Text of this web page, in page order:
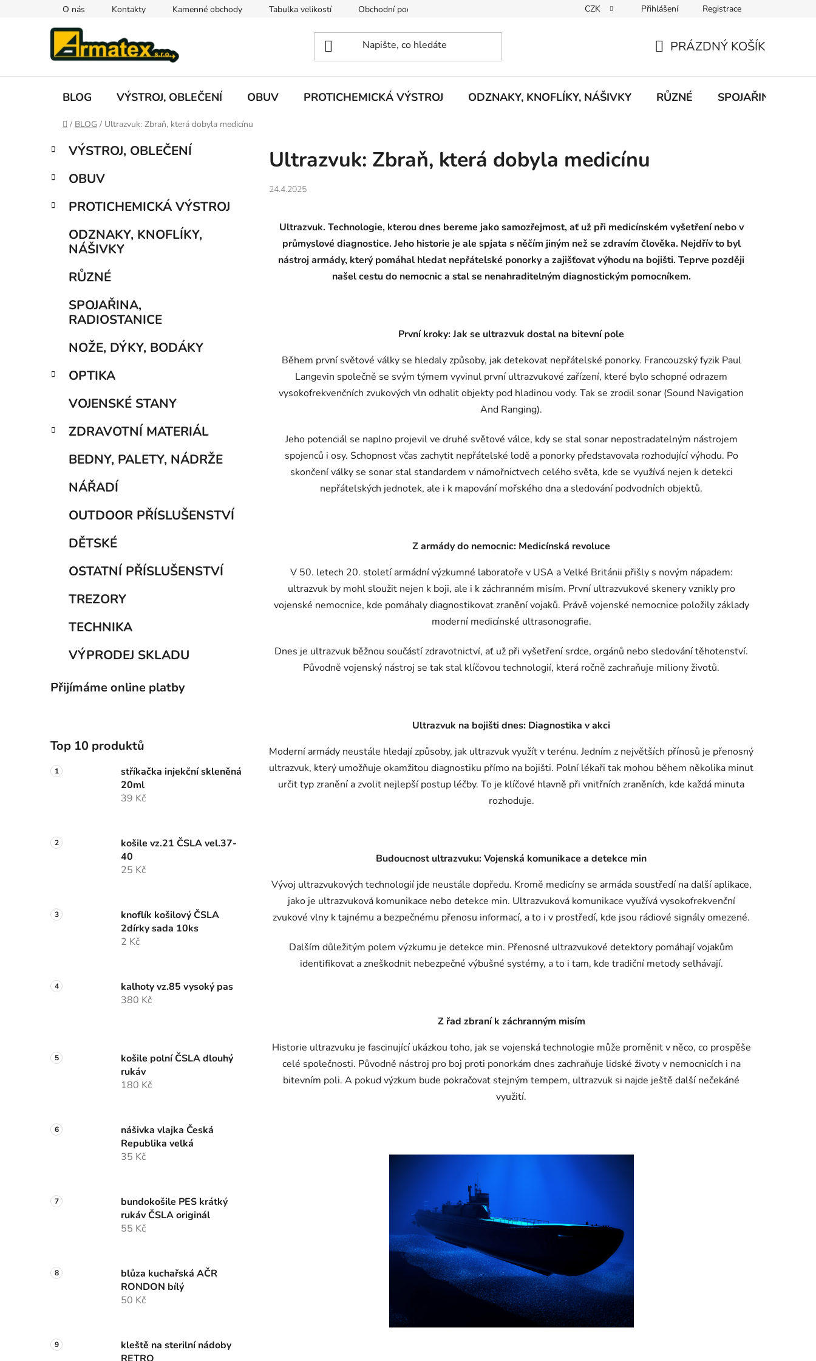
O nás Kontakty Kamenné obchody Tabulka velikostí Obchodní podmínky Podmínky ochrany osobních údajů
CZK Přihlášení Registrace
KOŠÍK
PRÁZDNÝ KOŠÍK
BLOG VÝSTROJ, OBLEČENÍ OBUV PROTICHEMICKÁ VÝSTROJ ODZNAKY, KNOFLÍKY, NÁŠIVKY RŮZNÉ SPOJAŘINA,
Domů
/ BLOG / Ultrazvuk: Zbraň, která dobyla medicínu
P
s
r
Přeskočit
kategorie
K
a
e
o
VÝSTROJ, OBLEČENÍ
OBUV
PROTICHEMICKÁ VÝSTROJ
ODZNAKY, KNOFLÍKY,
NÁŠIVKY
RŮZNÉ
SPOJAŘINA,
RADIOSTANICE
NOŽE, DÝKY, BODÁKY
OPTIKA
VOJENSKÉ STANY
ZDRAVOTNÍ MATERIÁL
BEDNY, PALETY, NÁDRŽE
NÁŘADÍ
OUTDOOR PŘÍSLUŠENSTVÍ
DĚTSKÉ
OSTATNÍ PŘÍSLUŠENSTVÍ
TREZORY
TECHNIKA
VÝPRODEJ SKLADU
Přijímáme online platby
Top 10 produktů
stříkačka injekční skleněná
20ml
39 Kč
košile vz.21 ČSLA vel.37-
40
25 Kč
knoflík košilový ČSLA
2dírky sada 10ks
2 Kč
kalhoty vz.85 vysoký pas
380 Kč
košile polní ČSLA dlouhý
rukáv
180 Kč
nášivka vlajka Česká
Republika velká
35 Kč
bundokošile PES krátký
rukáv ČSLA originál
55 Kč
blůza kuchařská AČR
RONDON bílý
50 Kč
kleště na sterilní nádoby
Ultrazvuk: Zbraň, která dobyla medicínu
24.4.2025
Ultrazvuk. Technologie, kterou dnes bereme jako samozřejmost, ať už při medicínském vyšetření nebo v
průmyslové diagnostice. Jeho historie je ale spjata s něčím jiným než se zdravím člověka. Nejdřív to byl
nástroj armády, který pomáhal hledat nepřátelské ponorky a zajišťovat výhodu na bojišti. Teprve později
našel cestu do nemocnic a stal se nenahraditelným diagnostickým pomocníkem.
První kroky: Jak se ultrazvuk dostal na bitevní pole
Během první světové války se hledaly způsoby, jak detekovat nepřátelské ponorky. Francouzský fyzik Paul
Langevin společně se svým týmem vyvinul první ultrazvukové zařízení, které bylo schopné odrazem
vysokofrekvenčních zvukových vln odhalit objekty pod hladinou vody. Tak se zrodil sonar (Sound Navigation
And Ranging).
Jeho potenciál se naplno projevil ve druhé světové válce, kdy se stal sonar nepostradatelným nástrojem
spojenců i osy. Schopnost včas zachytit nepřátelské lodě a ponorky představovala rozhodující výhodu. Po
skončení války se sonar stal standardem v námořnictvech celého světa, kde se využívá nejen k detekci
nepřátelských jednotek, ale i k mapování mořského dna a sledování podvodních objektů.
Z armády do nemocnic: Medicínská revoluce
V 50. letech 20. století armádní výzkumné laboratoře v USA a Velké Británii přišly s novým nápadem:
ultrazvuk by mohl sloužit nejen k boji, ale i k záchranném misím. První ultrazvukové skenery vznikly pro
vojenské nemocnice, kde pomáhaly diagnostikovat zranění vojaků. Právě vojenské nemocnice položily základy
moderní medicínské ultrasonografie.
Dnes je ultrazvuk běžnou součástí zdravotnictví, ať už při vyšetření srdce, orgánů nebo sledování těhotenství.
Původně vojenský nástroj se tak stal klíčovou technologií, která ročně zachraňuje miliony životů.
Ultrazvuk na bojišti dnes: Diagnostika v akci
Moderní armády neustále hledají způsoby, jak ultrazvuk využít v terénu. Jedním z největších přínosů je přenosný
ultrazvuk, který umožňuje okamžitou diagnostiku přímo na bojišti. Polní lékaři tak mohou během několika minut
určit typ zranění a zvolit nejlepší postup léčby. To je klíčové hlavně při vnitřních zraněních, kde každá minuta
rozhoduje.
Budoucnost ultrazvuku: Vojenská komunikace a detekce min
Vývoj ultrazvukových technologií jde neustále dopředu. Kromě medicíny se armáda soustředí na další aplikace,
jako je ultrazvuková komunikace nebo detekce min. Ultrazvuková komunikace využívá vysokofrekvenční
zvukové vlny k tajnému a bezpečnému přenosu informací, a to i v prostředí, kde jsou rádiové signály omezené.
Dalším důležitým polem výzkumu je detekce min. Přenosné ultrazvukové detektory pomáhají vojakům
identifikovat a zneškodnit nebezpečné výbušné systémy, a to i tam, kde tradiční metody selhávají.
Z řad zbraní k záchranným misím
Historie ultrazvuku je fascinující ukázkou toho, jak se vojenská technologie může proměnit v něco, co prospěše
celé společnosti. Původně nástroj pro boj proti ponorkám dnes zachraňuje lidské životy v nemocnicích i na
bitevním poli. A pokud výzkum bude pokračovat stejným tempem, ultrazvuk si najde ještě další nečekáné
využití.